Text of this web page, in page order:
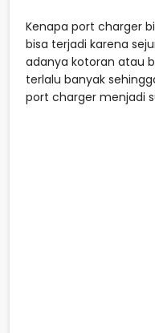
Kenapa port charger
bisa terjadi karena
adanya kotoran atau
terlalu banyak
port charger menjadi